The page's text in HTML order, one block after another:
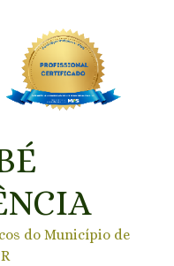
do Município de